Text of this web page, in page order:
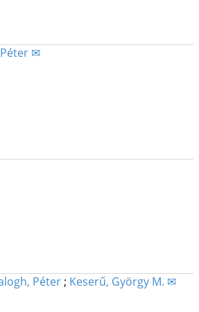
✉
Péter; Keserű, György M. ✉